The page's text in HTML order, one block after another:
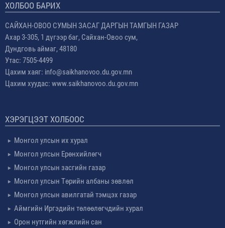
ХОЛБОО БАРИХ
САЙХАН-ОВОО СУМЫН ЗАСАГ ДАРГЫН ТАМГЫН ГАЗАР
Ахар 3-305, 1 дүгээр баг, Сайхан-Овоо сум,
Дундговь аймаг, 48180
Утас: 7505-4499
Цахим хаяг: info@saikhanovoo.du.gov.mn
Цахим хуудас: www.saikhanovoo.du.gov.mn
ХЭРЭГЦЭЭТ ХОЛБООС
Монгол улсын их хурал
Монгол улсын Ерөнхийлөгч
Монгол улсын засгийн газар
Монгол улсын Төрийн албаны зөвлөл
Монгол улсын авилгатай тэмцэх газар
Аймгийн Иргэдийн төлөөлөгчдийн хурал
Орон нутгийн хөгжлийн сан